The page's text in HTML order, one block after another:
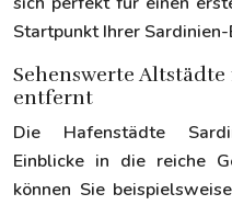
Startpunkt Ihrer
Sehenswerte
entfernt
Die Hafenstädte
Einblicke in die reiche
können Sie